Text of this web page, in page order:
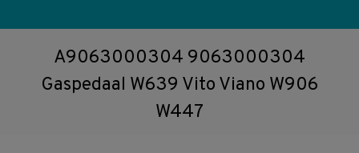
A9063000304 9063000304
Gaspedaal W639 Vito Viano W906
W447